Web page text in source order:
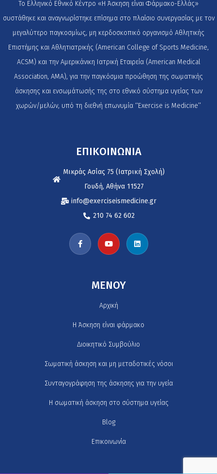
Το Ελληνικό Εθνικό Κέντρο «Η Άσκηση είναι Φάρμακο-Ελλάς»
συστάθηκε και αναγνωρίστηκε επίσημα στο πλαίσιο συνεργασίας με τον
μεγαλύτερο παγκοσμίως, μη κερδοσκοπικό οργανισμό Αθλητικής
Επιστήμης και Αθλητιατρικής (American College of Sports Medicine,
ACSM) και την Αμερικάνικη Ιατρική Εταιρεία (American Medical
Association, AMA), για την παγκόσμια προώθηση της σωματικής
άσκησης και ενσωμάτωσής της στο εθνικό σύστημα υγείας των
χωρών/μελών, υπό τη διεθνή επωνυμία ‘‘Exercise is Medicine’’
ΕΠΙΚΟΙΝΩΝΙΑ
Μικράς Ασίας 75 (Ιατρική Σχολή)
Γουδή, Αθήνα 11527
info@exerciseismedicine.gr
210 74 62 602
MENOY
Αρχική
H Άσκηση είναι φάρμακο
Διοικητικό Συμβούλιο
Σωματική άσκηση και μη μεταδοτικές νόσοι
Συνταγογράφηση της άσκησης για την υγεία
Η σωματική άσκηση στο σύστημα υγείας
Blog
Επικοινωνία